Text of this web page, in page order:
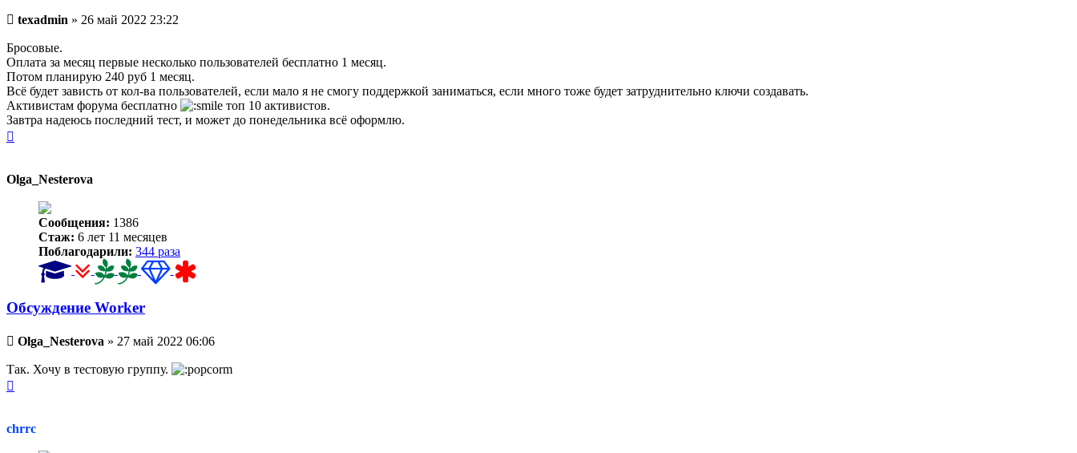
Непрочитанное
texadmin » 26 май 2022 23:22
Бросовые.
Оплата за месяц первые несколько пользователей бесплатно 1 месяц.
Потом планирую 240 руб 1 месяц.
Всё будет зависть от кол-ва пользователей, если мало я не смогу поддержкой заниматься, если много тоже будет затруднительно ключи создавать.
Активистам форума бесплатно
топ 10 активистов.
Завтра надеюсь последний тест, и может до понедельника всё оформлю.
Olga_Nesterova
Сообщения: 1386
Стаж: 6 лет 11 месяцев
Поблагодарили: 344 раза
Обсуждение Worker
Непрочитанное
сообщение
Olga_Nesterova » 27 май 2022 06:06
Так. Хочу в тестовую группу.
chrrc